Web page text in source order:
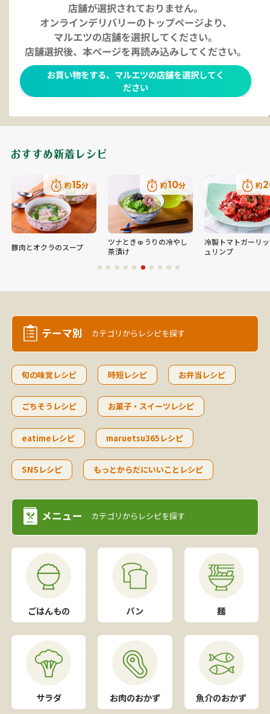
約15分
豚肉とオクラのスープ
約10分
ツナときゅうりの冷やし
茶漬け
約
冷製トマトガーリ
ュリンプ
旬の味覚レシピ 時短レシピ お弁当レシピ
ごちそうレシピ お菓子・スイーツレシピ
eatimeレシピ maruetsu365レシピ
SNSレシピ もっとからだにいいことレシピ
メニュー カテゴリからレシピを探す
ごはんもの パン 麺
サラダ お肉のおかず 魚介のおかず